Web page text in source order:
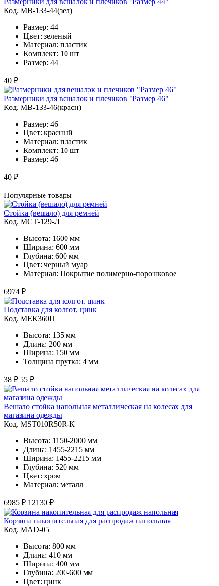
Код. MВ-133-44(зел)
Размер: 44
Цвет: зеленый
Материал: пластик
Комплект: 10 шт
Размер: 44
40 ₽
Размерники для вешалок и плечиков "Размер 46"
Код. MВ-133-46(красн)
Размер: 46
Цвет: красный
Материал: пластик
Комплект: 10 шт
Размер: 46
40 ₽
Популярные товары
Стойка (вешало) для ремней
Код. MСТ-129-Л
Высота: 1600 мм
Ширина: 600 мм
Глубина: 600 мм
Цвет: черный муар
Материал: Покрытие полимерно-порошковое
6974 ₽
Подставка для колгот, цинк
Код. MЕК360П
Высота: 135 мм
Длина: 200 мм
Ширина: 150 мм
Толщина прутка: 4 мм
38 ₽ 55 ₽
Вешало стойка напольная металлическая на колесах для
магазина одежды
Код. MST010R50R-К
Высота: 1150-2000 мм
Длина: 1455-2215 мм
Ширина: 1455-2215 мм
Глубина: 520 мм
Цвет: хром
Материал: металл
6985 ₽ 12130 ₽
Корзина накопительная для распродаж напольная
Код. MAD-05
Высота: 800 мм
Длина: 410 мм
Ширина: 400 мм
Глубина: 200-600 мм
Цвет: цинк